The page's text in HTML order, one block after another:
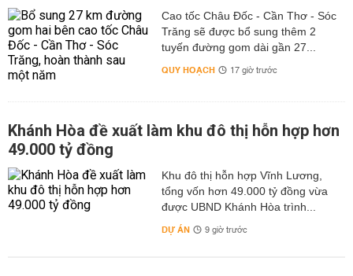
Cao tốc Châu Đốc - Cần Thơ - Sóc
Trăng sẽ được bổ sung thêm 2
tuyến đường gom dài gần 27...
QUY HOẠCH 17 giờ trước
Khánh Hòa đề xuất làm khu đô thị hỗn hợp hơn
49.000 tỷ đồng
Khu đô thị hỗn hợp Vĩnh Lương,
tổng vốn hơn 49.000 tỷ đồng vừa
được UBND Khánh Hòa trình...
DỰ ÁN 9 giờ trước